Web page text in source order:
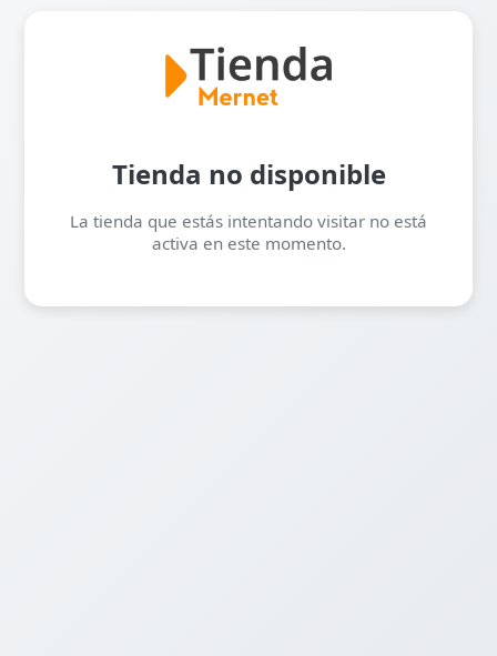
Tienda no disponible
La tienda que estás intentando visitar no está
activa en este momento.